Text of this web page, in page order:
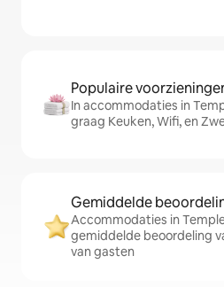
Populaire
In accommodaties in
graag Keuken, Wifi, en
Gemiddelde
Accommodaties in
gemiddelde beoordeling
van gasten